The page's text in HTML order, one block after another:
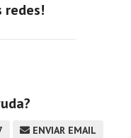
redes!
ENVIAR EMAIL